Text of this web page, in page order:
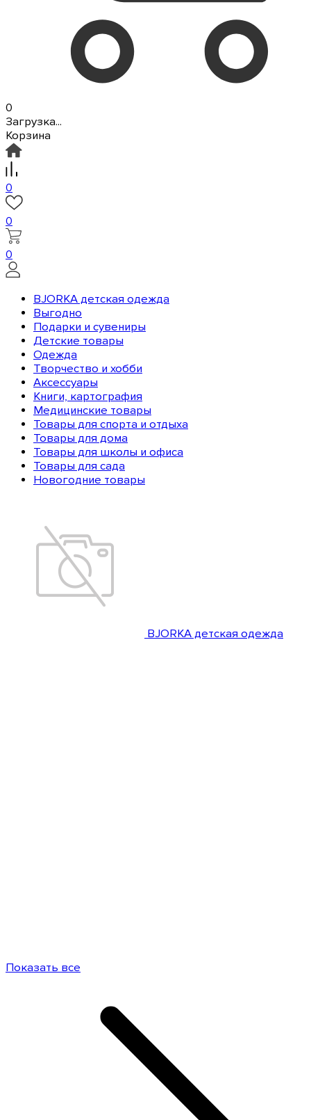
0
Загрузка...
Корзина
0
0
0
BJORKA детская одежда
Выгодно
Подарки и сувениры
Детские товары
Одежда
Творчество и хобби
Аксессуары
Книги, картография
Медицинские товары
Товары для спорта и отдыха
Товары для дома
Товары для школы и офиса
Товары для сада
Новогодние товары
BJORKA детская одежда
Показать все